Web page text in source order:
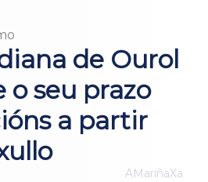
de Ourol
o seu prazo
a partir
AMariñaXa